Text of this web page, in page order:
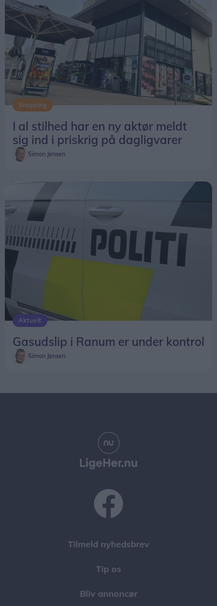
Shopping
I al stilhed har en ny aktør meldt
sig ind i priskrig på dagligvarer
Simon Jensen
Aktuelt
Gasudslip i Ranum er under kontrol
Simon Jensen
Tilmeld nyhedsbrev
Tip os
Bliv annoncør